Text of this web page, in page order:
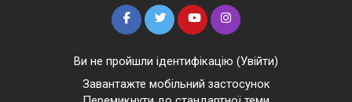
Ви не пройшли ідентифікацію (Увійти)
Завантажте мобільний застосунок